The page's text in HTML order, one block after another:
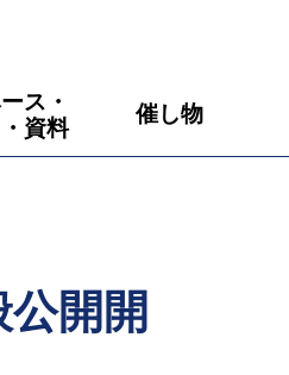
ス・
資料
催し物
開開